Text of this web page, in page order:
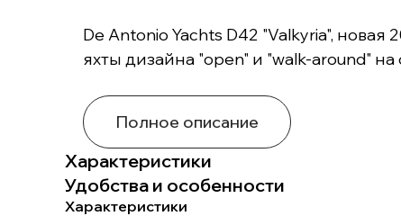
De Antonio Yachts D42 "Valkyria",
яхты дизайна "open" и "walk-around"
Полное описание
Характеристики
Удобства и особенности
Характеристики